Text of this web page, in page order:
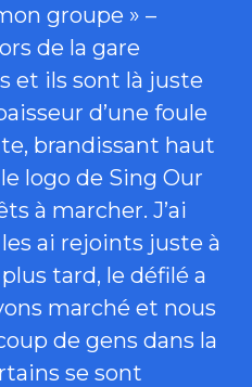
groupe » –
de la gare
et ils sont là juste
d’une foule
brandissant haut
logo de Sing Our
à marcher. J’ai
ai rejoints juste à
tard, le défilé a
marché et nous
de gens dans la
se sont